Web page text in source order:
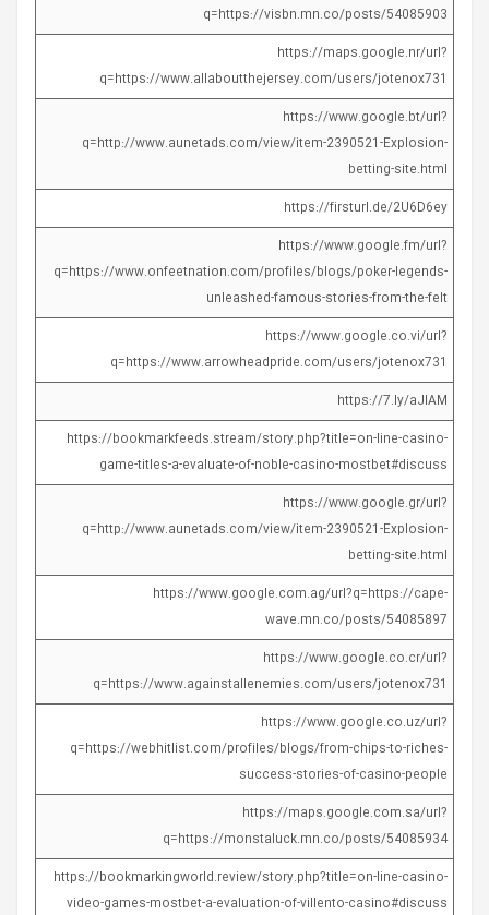
q=https://visbn.mn.co/posts/54085903
https://maps.google.nr/url?
q=https://www.allaboutthejersey.com/users/jotenox731
https://www.google.bt/url?
q=http://www.aunetads.com/view/item-2390521-Explosion-
betting-site.html
https://firsturl.de/2U6D6ey
https://www.google.fm/url?
q=https://www.onfeetnation.com/profiles/blogs/poker-legends-
unleashed-famous-stories-from-the-felt
https://www.google.co.vi/url?
q=https://www.arrowheadpride.com/users/jotenox731
https://7.ly/aJlAM
https://bookmarkfeeds.stream/story.php?title=on-line-casino-
game-titles-a-evaluate-of-noble-casino-mostbet#discuss
https://www.google.gr/url?
q=http://www.aunetads.com/view/item-2390521-Explosion-
betting-site.html
https://www.google.com.ag/url?q=https://cape-
wave.mn.co/posts/54085897
https://www.google.co.cr/url?
q=https://www.againstallenemies.com/users/jotenox731
https://www.google.co.uz/url?
q=https://webhitlist.com/profiles/blogs/from-chips-to-riches-
success-stories-of-casino-people
https://maps.google.com.sa/url?
q=https://monstaluck.mn.co/posts/54085934
https://bookmarkingworld.review/story.php?title=on-line-casino-
video-games-mostbet-a-evaluation-of-villento-casino#discuss